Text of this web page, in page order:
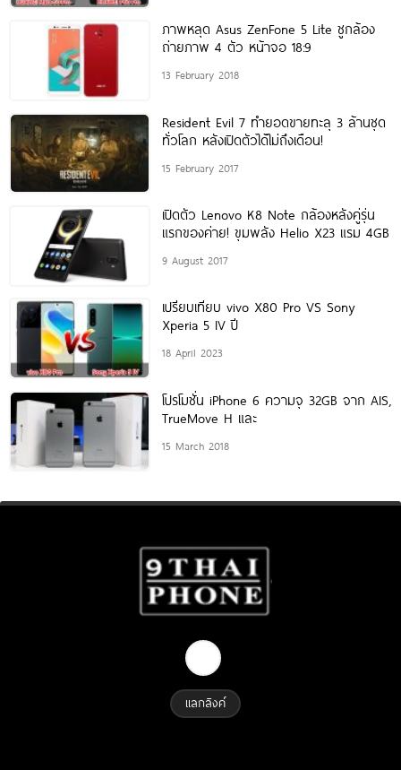
ภาพหลุด Asus ZenFone 5 Lite ชูกล้อง
ถ่ายภาพ 4 ตัว หน้าจอ 18:9
13 February 2018
Resident Evil 7 ทำยอดขายทะลุ 3 ล้านชุด
ทั่วโลก หลังเปิดตัวได้ไม่ถึงเดือน!
15 February 2017
เปิดตัว Lenovo K8 Note กล้องหลังคู่รุ่น
แรกของค่าย! ขุมพลัง Helio X23 แรม 4GB
9 August 2017
เปรียบเทียบ vivo X80 Pro VS Sony
Xperia 5 IV ปี
18 April 2023
โปรโมชั่น iPhone 6 ความจุ 32GB จาก AIS,
TrueMove H และ
15 March 2018
แลกลิงค์